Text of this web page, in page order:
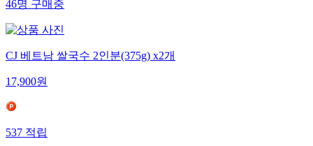
46명구매중
CJ 베트남 쌀국수 2인분(375g) x2개
17,900원
537적립